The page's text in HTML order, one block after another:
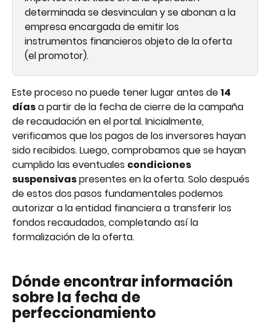
determinada se desvinculan y se abonan a la
empresa encargada de emitir los
instrumentos financieros objeto de la oferta
(el promotor).
Este proceso no puede tener lugar antes de 14
días a partir de la fecha de cierre de la campaña
de recaudación en el portal. Inicialmente,
verificamos que los pagos de los inversores hayan
sido recibidos. Luego, comprobamos que se hayan
cumplido las eventuales condiciones
suspensivas presentes en la oferta. Solo después
de estos dos pasos fundamentales podemos
autorizar a la entidad financiera a transferir los
fondos recaudados, completando así la
formalización de la oferta.
Dónde encontrar información
sobre la fecha de
perfeccionamiento